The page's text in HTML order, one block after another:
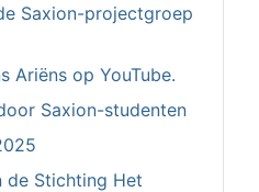
Saxion-projectgroep
Ariëns op YouTube.
Saxion-studenten
de Stichting Het